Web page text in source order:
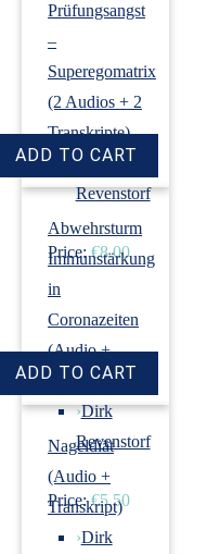
Prüfungsangst
–
Superegomatrix
(2 Audios + 2
Transkripte)
›Dirk
Revenstorf
Price: €8.00
Abwehrsturm
Immunstärkung
in
Coronazeiten
(Audio +
Transkript)
›Dirk
Revenstorf
Price: €5.50
Nageldiät
(Audio +
Transkript)
›Dirk